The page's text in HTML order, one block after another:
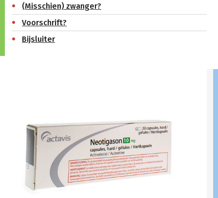
(Misschien) zwanger?
Voorschrift?
Bijsluiter